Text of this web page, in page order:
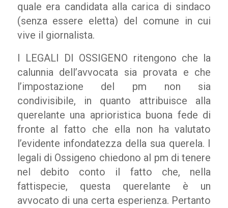
quale era candidata alla carica di sindaco
(senza essere eletta) del comune in cui
vive il giornalista.
I LEGALI DI OSSIGENO ritengono che la
calunnia dell’avvocata sia provata e che
l’impostazione del pm non sia
condivisibile, in quanto attribuisce alla
querelante una aprioristica buona fede di
fronte al fatto che ella non ha valutato
l’evidente infondatezza della sua querela. I
legali di Ossigeno chiedono al pm di tenere
nel debito conto il fatto che, nella
fattispecie, questa querelante è un
avvocato di una certa esperienza. Pertanto